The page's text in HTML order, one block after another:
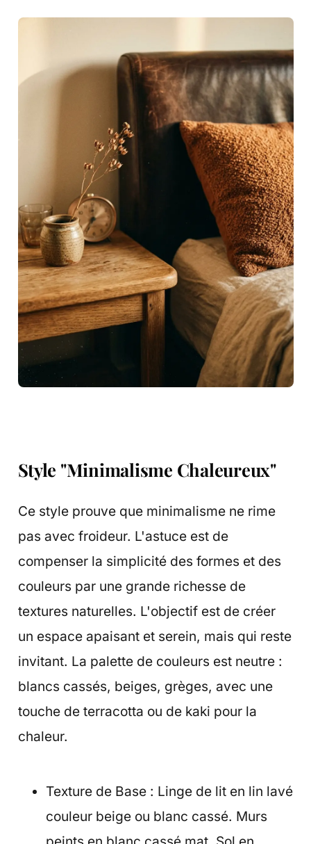
Style "Minimalisme Chaleureux"
Ce style prouve que minimalisme ne rime
pas avec froideur. L'astuce est de
compenser la simplicité des formes et des
couleurs par une grande richesse de
textures naturelles. L'objectif est de créer
un espace apaisant et serein, mais qui reste
invitant. La palette de couleurs est neutre :
blancs cassés, beiges, grèges, avec une
touche de terracotta ou de kaki pour la
chaleur.
Texture de Base : Linge de lit en lin lavé
couleur beige ou blanc cassé. Murs